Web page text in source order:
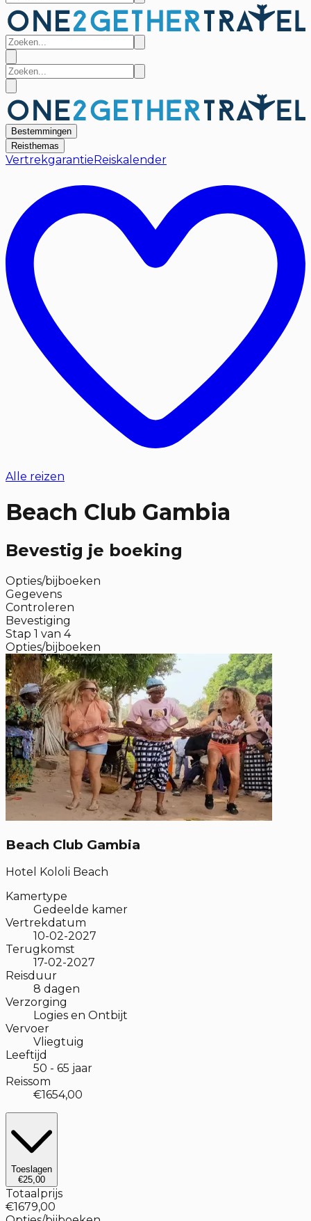
Bestemmingen
Reisthemas
Vertrekgarantie Reiskalender
Alle reizen
Beach Club Gambia
Bevestig je boeking
Opties/bijboeken
Gegevens
Controleren
Bevestiging
Stap 1 van 4
Opties/bijboeken
Beach Club Gambia
Hotel Kololi Beach
Kamertype
Gedeelde kamer
Vertrekdatum
10-02-2027
Terugkomst
17-02-2027
Reisduur
8 dagen
Verzorging
Logies en Ontbijt
Vervoer
Vliegtuig
Leeftijd
50 - 65 jaar
Reissom
€1654,00
Toeslagen
€25,00
Totaalprijs
€1679,00